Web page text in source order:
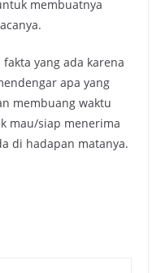
membuatnya
yang ada karena
apa yang
membuang waktu
mau/siap menerima
di hadapan matanya.